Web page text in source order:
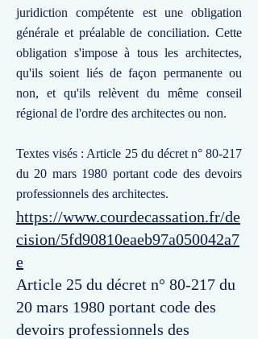
juridiction compétente est une obligation
générale et préalable de conciliation. Cette
obligation s'impose à tous les architectes,
qu'ils soient liés de façon permanente ou
non, et qu'ils relèvent du même conseil
régional de l'ordre des architectes ou non.
Textes visés : Article 25 du décret n° 80-217
du 20 mars 1980 portant code des devoirs
professionnels des architectes.
https://www.courdecassation.fr/de
cision/5fd90810eaeb97a050042a7
e
Article 25 du décret n° 80-217 du
20 mars 1980 portant code des
devoirs professionnels des